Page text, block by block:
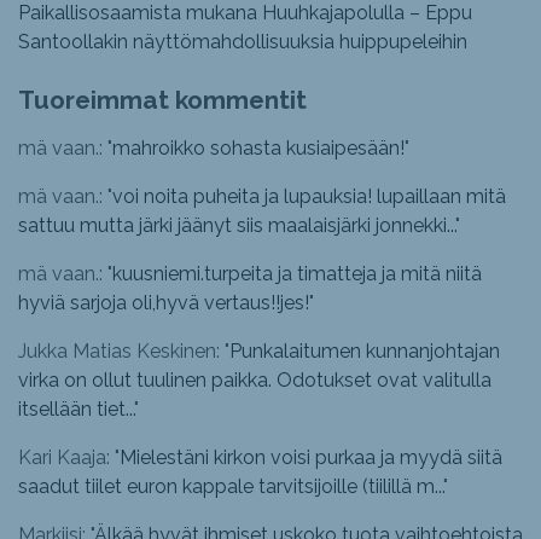
Paikallisosaamista mukana Huuhkajapolulla – Eppu
Santoollakin näyttömahdollisuuksia huippupeleihin
Tuoreimmat kommentit
mä vaan.: "mahroikko sohasta kusiaipesään!"
mä vaan.: "voi noita puheita ja lupauksia! lupaillaan mitä
sattuu mutta järki jäänyt siis maalaisjärki jonnekki..."
mä vaan.: "kuusniemi.turpeita ja timatteja ja mitä niitä
hyviä sarjoja oli,hyvä vertaus!!jes!"
Jukka Matias Keskinen: "Punkalaitumen kunnanjohtajan
virka on ollut tuulinen paikka. Odotukset ovat valitulla
itsellään tiet..."
Kari Kaaja: "Mielestäni kirkon voisi purkaa ja myydä siitä
saadut tiilet euron kappale tarvitsijoille (tiilillä m..."